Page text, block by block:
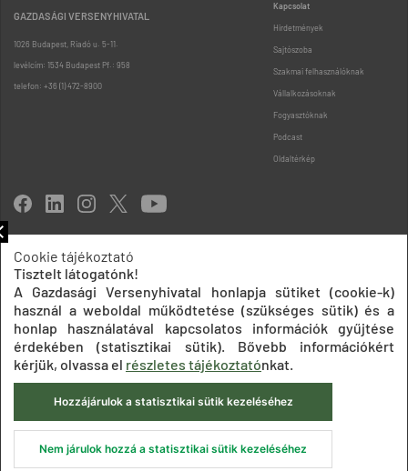
GAZDASÁGI VERSENYHIVATAL
1026 Budapest, Riadó u. 5-11.
levélcím: 1534 Budapest Pf.: 958
telefon: +36 (1) 472-8900
Kapcsolat
Hirdetmények
Sajtószoba
Szakmai felhasználóknak
Vállalkozásoknak
Fogyasztóknak
Podcast
Oldaltérkép
Impresszum Adatkezelési tájékoztatók
Közadatkereső
Süti beállítások ÁSZF
© 2020 Gazdasági Versenyhivatal
Cookie tájékoztató
Tisztelt látogatónk!
A Gazdasági Versenyhivatal honlapja sütiket (cookie-k)
használ a weboldal működtetése (szükséges sütik) és a
honlap használatával kapcsolatos információk gyűjtése
érdekében (statisztikai sütik). Bővebb információkért
kérjük, olvassa el részletes tájékoztatónkat.
Hozzájárulok a statisztikai sütik kezeléséhez
Nem járulok hozzá a statisztikai sütik kezeléséhez